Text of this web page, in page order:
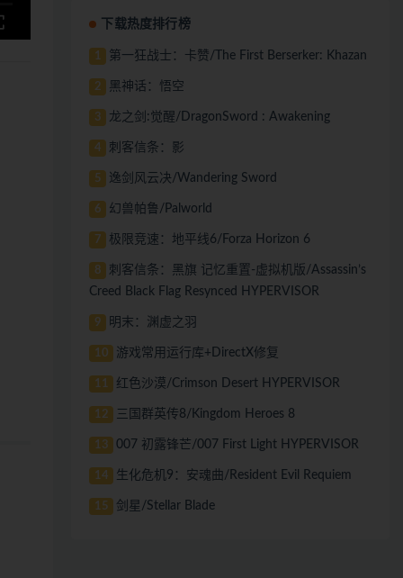
下载热度排行榜
1 第一狂战士：卡赞/The First Berserker: Khazan
2 黑神话：悟空
3 龙之剑:觉醒/DragonSword : Awakening
4 刺客信条：影
5 逸剑风云决/Wandering Sword
6 幻兽帕鲁/Palworld
7 极限竞速：地平线6/Forza Horizon 6
8
刺客信条：黑旗 记忆重置-虚拟机版/Assassin’s
Creed Black Flag Resynced HYPERVISOR
9 明末：渊虚之羽
10 游戏常用运行库+DirectX修复
11 红色沙漠/Crimson Desert HYPERVISOR
12 三国群英传8/Kingdom Heroes 8
13 007 初露锋芒/007 First Light HYPERVISOR
14 生化危机9：安魂曲/Resident Evil Requiem
15 剑星/Stellar Blade